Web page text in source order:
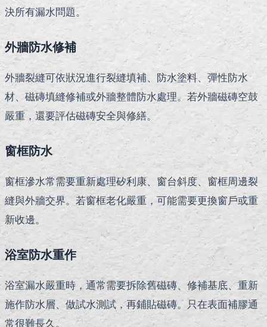
決所有漏水問題。
外牆防水修補
外牆裂縫可依狀況進行裂縫填補、防水塗料、彈性防水
材、磁磚填縫修補或外牆整體防水處理。若外牆磁磚空鼓
嚴重，還要評估磁磚安全與修繕。
窗框防水
窗框滲水常需要重新處理矽利康、窗台斜度、窗框周邊裂
縫與外牆交界。若窗框老化嚴重，可能需要更換窗戶或重
新收邊。
浴室防水重作
浴室漏水嚴重時，通常需要拆除舊磁磚、修補基底、重新
施作防水層、做試水測試，再鋪貼磁磚。只在表面補膠通
常很難長久。